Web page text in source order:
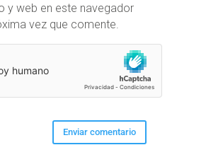
y web en este navegador
vez que comente.